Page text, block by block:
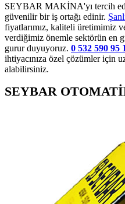
SEYBAR MAKİNA'yı tercih
güvenilir bir iş ortağı edinir.
fiyatlarımız, kaliteli üretimimiz
verdiğimiz önemle sektörün en
gurur duyuyoruz. 0 532 590 95
ihtiyacınıza özel çözümler için
alabilirsiniz.
SEYBAR